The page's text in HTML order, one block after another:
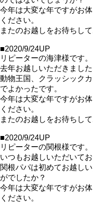
今年は大変な年ですがお
ください。
またのお越しをお待ちして
■2020/9/24UP
リピーターの海津様です。
去年お越しいただきました
動物王国、クラッシック
でよかったです。
今年は大変な年ですがお
ください。
またのお越しをお待ちして
■2020/9/24UP
リピーターの関根様です。
いつもお越しいただいてお
関根パパは初めてお越し
がでしたか？
今年は大変な年ですがお
ください。